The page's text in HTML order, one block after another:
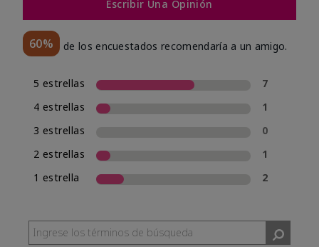
Escribir Una Opinión
60% de los encuestados recomendaría a un amigo.
5 estrellas
7
4 estrellas
1
3 estrellas
0
2 estrellas
1
1 estrella
2